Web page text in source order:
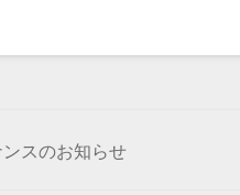
スのお知らせ